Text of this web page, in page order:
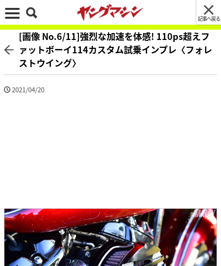
記事へ戻る
[画像 No.6/11]強烈な加速を体感! 110ps超えフ
ァットボーイ114カスタム試乗インプレ〈フォレ
ストウイング〉
2021/04/20